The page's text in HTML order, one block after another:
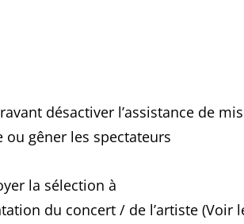
désactiver l’assistance de
ou gêner les spectateurs
la sélection à
du concert / de l’artiste (Voir